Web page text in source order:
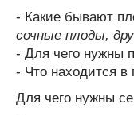
- Какие бывают
сочные плоды,
- Для чего нужны
- Что находится в
Для чего нужны